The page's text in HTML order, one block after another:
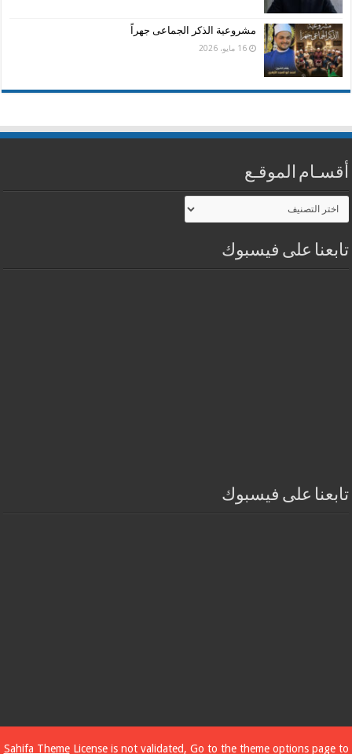
مشروعية الذكر الجماعى جهراً
16 مايو، 2026
أقسـام الموقـع
أقسـام
الموقـع
تابعنا على فيسبوك
تابعنا على فيسبوك
Sahifa ThemeLicense is not validated, Go to the theme options page to